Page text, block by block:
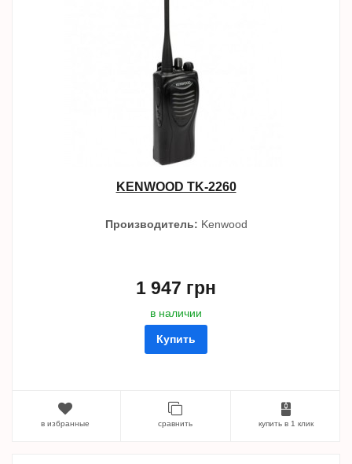
KENWOOD TK-2260
Производитель: Kenwood
1 947 грн
в наличии
Купить
в избранные сравнить купить в 1 клик